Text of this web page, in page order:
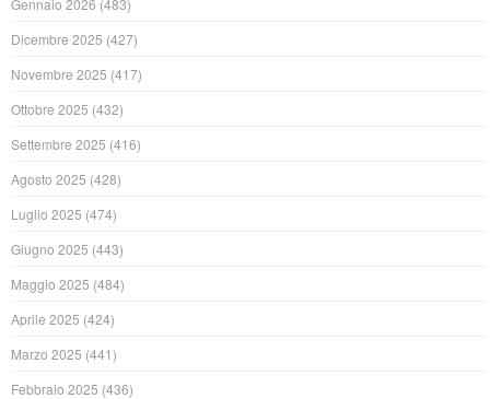
Dicembre 2025 (427)
Novembre 2025 (417)
Ottobre 2025 (432)
Settembre 2025 (416)
Agosto 2025 (428)
Luglio 2025 (474)
Giugno 2025 (443)
Maggio 2025 (484)
Aprile 2025 (424)
Marzo 2025 (441)
Febbraio 2025 (436)